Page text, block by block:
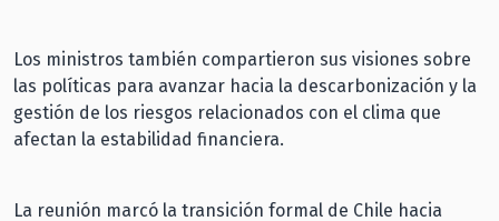
Los ministros también compartieron sus visiones sobre
las políticas para avanzar hacia la descarbonización y la
gestión de los riesgos relacionados con el clima que
afectan la estabilidad financiera.
La reunión marcó la transición formal de Chile hacia